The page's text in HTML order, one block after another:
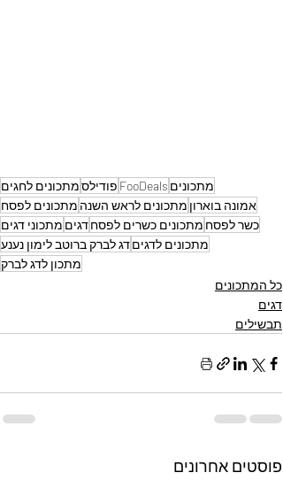
מתכונים FooDeals פודילסמתכונים לחגים
אמונה בוארון מתכונים לראש השנה מתכונים לפסח
כשר לפסח מתכונים כשרים לפסחדגים מתכוני דגים
מתכונים לדגיםדג לברק ברוטב לימון נענע
מתכון לדג לברק
כל המתכונים
דגים
תבשילים
פוסטים אחרונים